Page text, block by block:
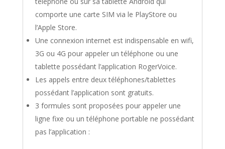
comporte une carte SIM via le PlayStore ou
l’Apple Store.
Une connexion internet est indispensable en wifi,
3G ou 4G pour appeler un téléphone ou une
tablette possédant l’application RogerVoice.
Les appels entre deux téléphones/tablettes
possédant l’application sont gratuits.
3 formules sont proposées pour appeler une
ligne fixe ou un téléphone portable ne possédant
pas l’application :